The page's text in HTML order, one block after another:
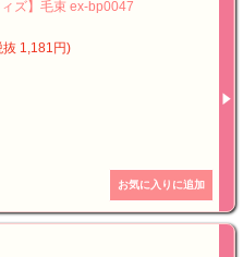
ィズ】毛束 ex-bp0047
1,181円)